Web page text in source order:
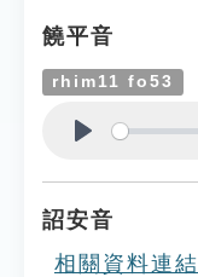
饒平音
rhim11 fo53
詔安音
相關資料連結